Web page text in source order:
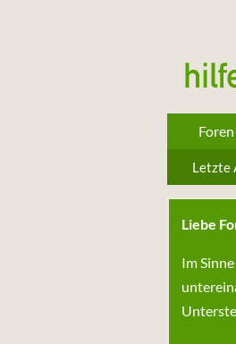
Foren
Letzte
Liebe
Im